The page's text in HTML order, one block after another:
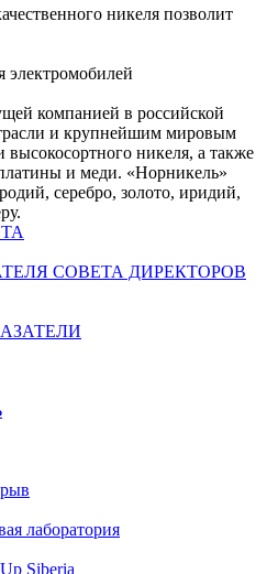
никеля позволит
электромобилей
компанией в российской
и крупнейшим мировым
высокосортного никеля, а также
и меди. «Норникель»
серебро, золото, иридий,
СОВЕТА ДИРЕКТОРОВ
лаборатория
Siberia